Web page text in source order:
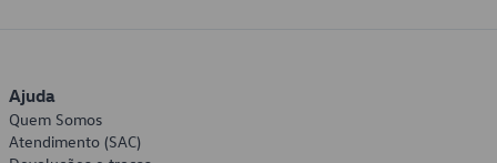
Ajuda
Quem Somos
Atendimento (SAC)